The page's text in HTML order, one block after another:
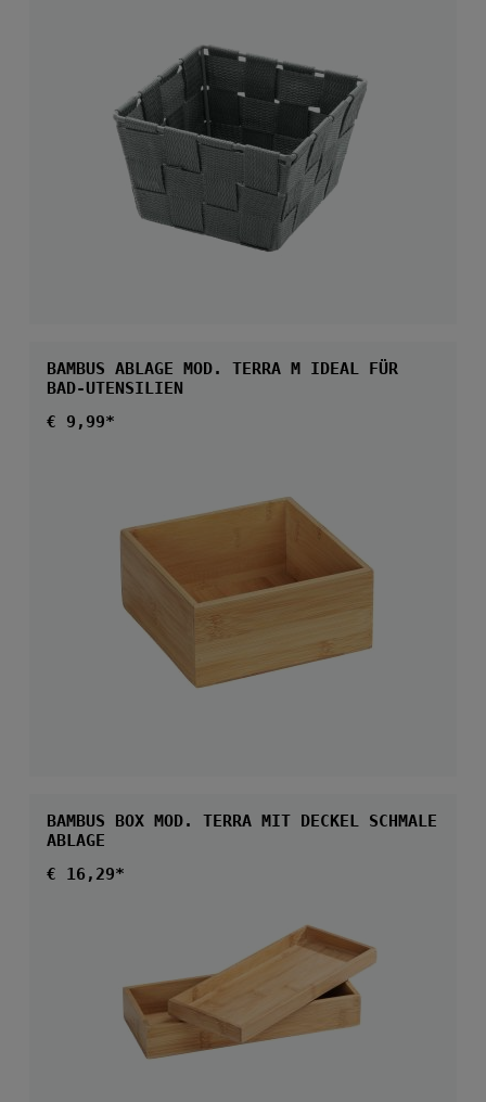
BAMBUS ABLAGE MOD. TERRA M IDEAL FÜR
BAD-UTENSILIEN
Regulärer Preis:
€ 9,99*
BAMBUS BOX MOD. TERRA MIT DECKEL SCHMALE
ABLAGE
Regulärer Preis:
€ 16,29*